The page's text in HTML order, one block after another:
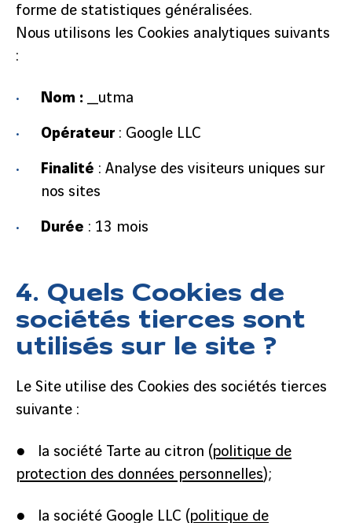
forme de statistiques généralisées.
Nous utilisons les Cookies analytiques suivants
:
Nom : _utma
Opérateur: Google LLC
Finalité : Analyse des visiteurs uniques sur
nos sites
Durée : 13 mois
4. Quels Cookies de
sociétés tierces sont
utilisés sur le site ?
Le Site utilise des Cookies des sociétés tierces
suivante :
● la société Tarte au citron (politique de
protection des données personnelles) ;
● la société Google LLC (politique de